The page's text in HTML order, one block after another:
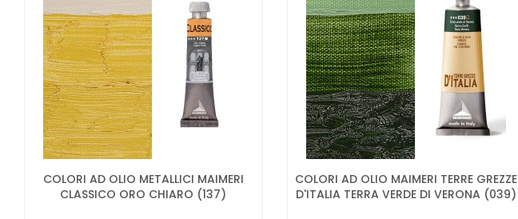
COLORI AD OLIO METALLICI MAIMERI
CLASSICO ORO CHIARO (137)
COLORI AD OLIO MAIMERI TERRE GREZZE
D'ITALIA TERRA VERDE DI VERONA (039)